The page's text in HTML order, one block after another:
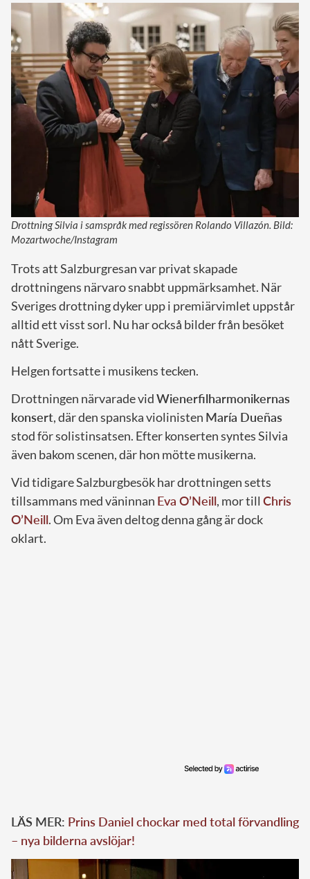
Drottning Silvia i samspråk med regissören Rolando Villazón. Bild:
Mozartwoche/Instagram
Trots att Salzburgresan var privat skapade
drottningens närvaro snabbt uppmärksamhet. När
Sveriges drottning dyker upp i premiärvimlet uppstår
alltid ett visst sorl. Nu har också bilder från besöket
nått Sverige.
Helgen fortsatte i musikens tecken.
Drottningen närvarade vidWienerfilharmonikernas
konsert, där den spanska violinisten María Dueñas
stod för solistinsatsen. Efter konserten syntes Silvia
även bakom scenen, där hon mötte musikerna.
Vid tidigare Salzburgbesök har drottningen setts
tillsammans med väninnan Eva O’Neill, mor till Chris
O’Neill. Om Eva även deltog denna gång är dock
oklart.
LÄS MER: Prins Daniel chockar med total förvandling
– nya bilderna avslöjar!